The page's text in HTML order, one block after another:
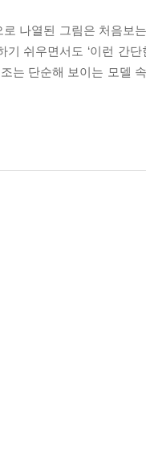
나열된 그림은 처음보
쉬우면서도 ‘이런 간
는 단순해 보이는 모델